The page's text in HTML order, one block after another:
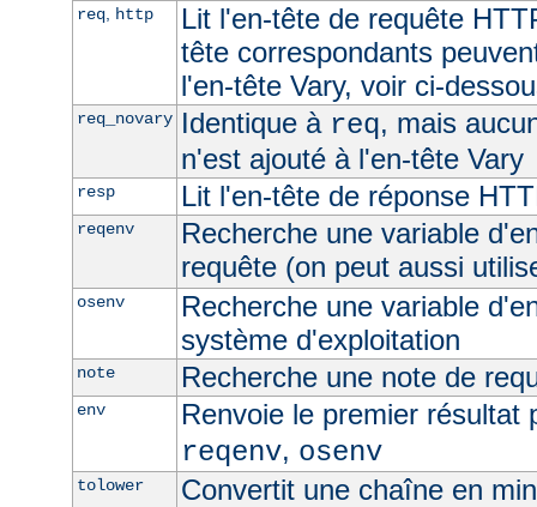
req, http
Lit l'en-tête de requête
tête correspondants
l'en-tête Vary, voir ci-
req_novary Identique à req, mais
n'est ajouté à l'en-tête Vary
resp Lit l'en-tête de réponse
reqenv
Recherche une variable
requête (on peut aussi
osenv
Recherche une variable
système d'exploitation
note Recherche une note de
env
Renvoie le premier résultat
reqenv, osenv
tolower Convertit une chaîne en